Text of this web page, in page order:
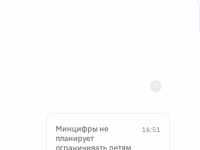
16:51
Минцифры не
планирует